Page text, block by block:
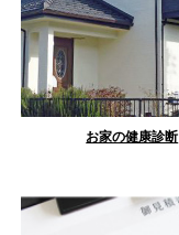
お家の健康診断